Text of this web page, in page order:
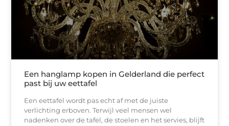
Een hanglamp kopen in Gelderland die perfect
past bij uw eettafel
Een eettafel wordt pas echt af met de juiste
verlichting erboven. Terwijl veel mensen wel
nadenken over de tafel, de stoelen en het servies, blijft